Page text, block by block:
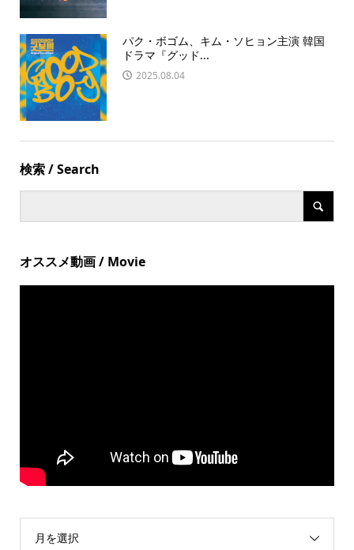
パク・ボゴム、キム・ソヒョン主演 韓国
ドラマ『グッド...
2025.08.04
検索 / Search
オススメ動画 / Movie
月を選択